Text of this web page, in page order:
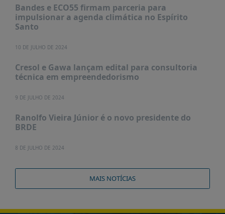
DADOS
FRENTE
A
FRENTE
MATERIAIS
CURSOS
EVENTOS
INSCRIÇÕES
MATERIAIS
Bandes e ECO55 firmam parceria para
impulsionar a agenda climática no Espírito
Santo
10 DE JULHO DE 2024
Cresol e Gawa lançam edital para consultoria
técnica em empreendedorismo
9 DE JULHO DE 2024
Ranolfo Vieira Júnior é o novo presidente do
BRDE
8 DE JULHO DE 2024
MAIS NOTÍCIAS